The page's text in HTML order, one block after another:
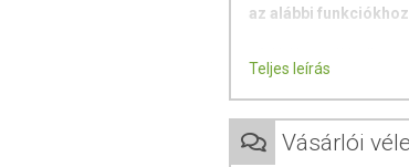
az alábbi
- részt vehet a normál
- hozzájárulhat az
- közreműködhet a
- A jód
Teljes leírás
Vásárlói